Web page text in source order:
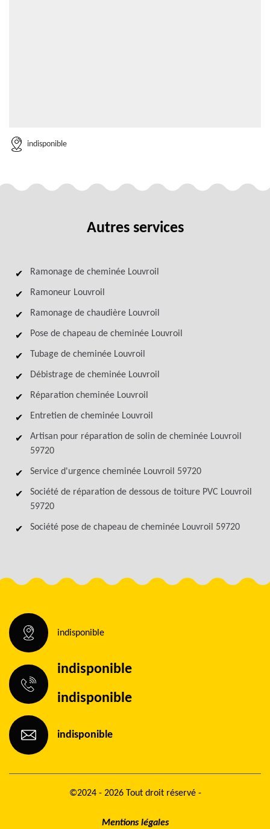
indisponible
Autres services
Ramonage de cheminée Louvroil
Ramoneur Louvroil
Ramonage de chaudière Louvroil
Pose de chapeau de cheminée Louvroil
Tubage de cheminée Louvroil
Débistrage de cheminée Louvroil
Réparation cheminée Louvroil
Entretien de cheminée Louvroil
Artisan pour réparation de solin de cheminée Louvroil
59720
Service d'urgence cheminée Louvroil 59720
Société de réparation de dessous de toiture PVC Louvroil
59720
Société pose de chapeau de cheminée Louvroil 59720
indisponible
indisponible
indisponible
indisponible
©2024 - 2026 Tout droit réservé -
Mentions légales